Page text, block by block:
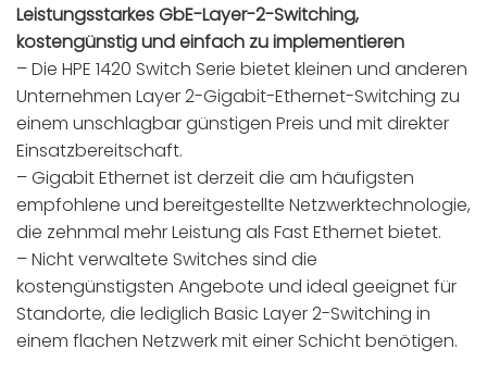
Leistungsstarkes GbE-Layer-2-Switching,
kostengünstig und einfach zu implementieren
– Die HPE 1420 Switch Serie bietet kleinen und anderen
Unternehmen Layer 2-Gigabit-Ethernet-Switching zu
einem unschlagbar günstigen Preis und mit direkter
Einsatzbereitschaft.
– Gigabit Ethernet ist derzeit die am häufigsten
empfohlene und bereitgestellte Netzwerktechnologie,
die zehnmal mehr Leistung als Fast Ethernet bietet.
– Nicht verwaltete Switches sind die
kostengünstigsten Angebote und ideal geeignet für
Standorte, die lediglich Basic Layer 2-Switching in
einem flachen Netzwerk mit einer Schicht benötigen.